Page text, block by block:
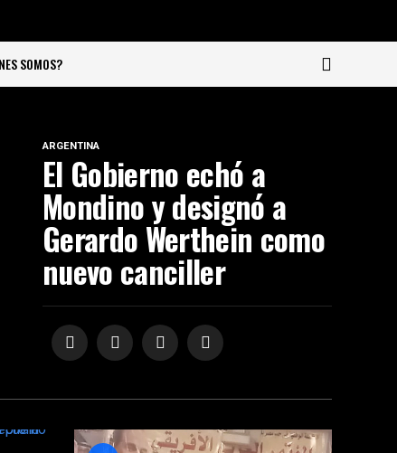
SOMOS?
ARGENTINA
El Gobierno echó a
Mondino y designó a
Gerardo Werthein como
nuevo canciller